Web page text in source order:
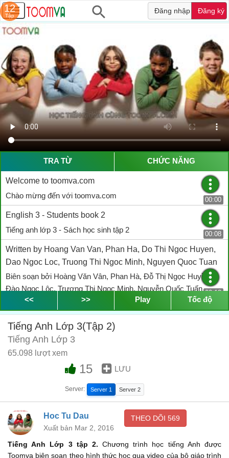
Đăng nhập Đăng ký
TRA TỪ CHỨC NĂNG
Welcome to toomva.com
Chào mừng đến với toomva.com
00:00
English 3 - Students book 2
Tiếng anh lớp 3 - Sách học sinh tập 2
00:08
Written by Hoang Van Van, Phan Ha, Do Thi Ngoc Huyen,
Dao Ngoc Loc, Truong Thi Ngoc Minh, Nguyen Quoc Tuan
Biên soạn bởi Hoàng Văn Vân, Phan Hà, Đỗ Thị Ngọc Huyền,
Đào Ngọc Lộc, Trương Thị Ngọc Minh, Nguyễn Quốc Tuấn 00:12
We're Cooperation from Ken Wilson
Hợp tác cùng Ken Wilson
Published by The Ministry of Education and Training
Vietnam, Education publishing house and McMillan MPC
Xuất bản bởi Bộ Giáo dục và Đào tạo Việt Nam, Nhà xuất bản
Giáo dục và McMillan MPC
Produced by educational materials joint stock company and
recorded by MacMillan MPC
Được giới thiệu bởi Công ty cổ phẩn vật liệu giáo dục và ghi âm
bởi McMillan MPC
00:42
<< >> Play Tốc độ
Tiếng Anh Lớp 3(Tập 2)
Tiếng Anh Lớp 3
65.098 lượt xem
15 LƯU
Server: Server 1 Server 2
Hoc Tu Dau
Xuất bản Mar 2, 2016
THEO DÕI 569
Tiếng Anh Lớp 3 tập 2.Chương trình học tiếng Anh được
Toomva biên soạn theo hình thức học qua video của bộ giáo trình
12
Tập